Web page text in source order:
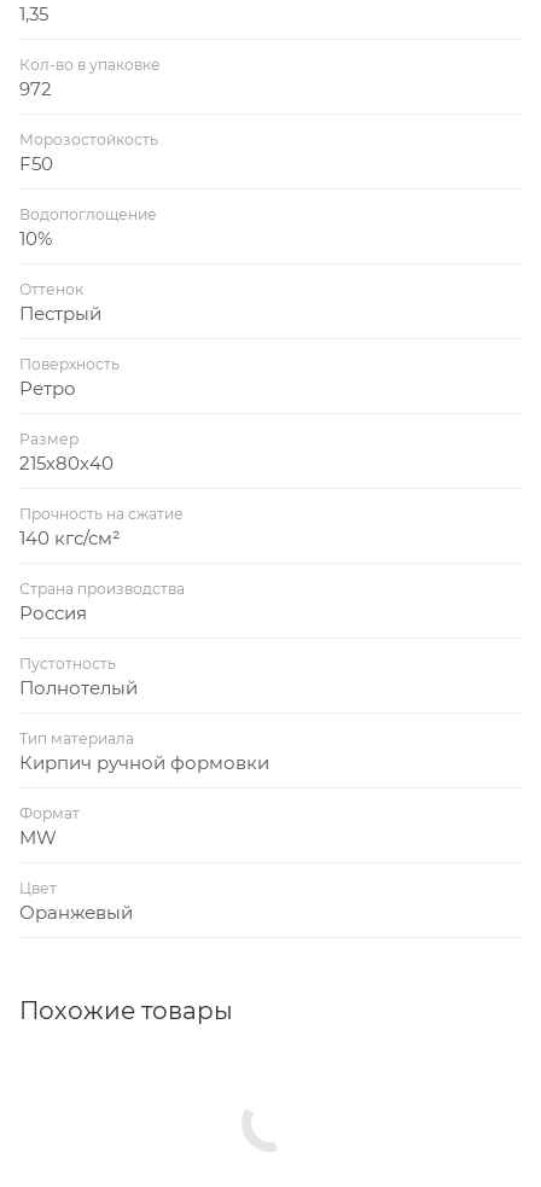
1,35
Кол-во в упаковке
972
Морозостойкость
F50
Водопоглощение
10%
Оттенок
Пестрый
Поверхность
Ретро
Размер
215х80х40
Прочность на сжатие
140 кгс/см²
Страна производства
Россия
Пустотность
Полнотелый
Тип материала
Кирпич ручной формовки
Формат
MW
Цвет
Оранжевый
Похожие товары